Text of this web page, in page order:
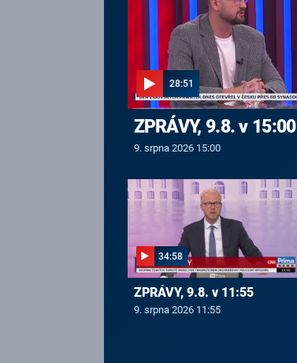
28:51
ZPRÁVY, 9.8. v 15:00
9. srpna 2026 15:00
34:58
ZPRÁVY, 9.8. v 11:55
9. srpna 2026 11:55